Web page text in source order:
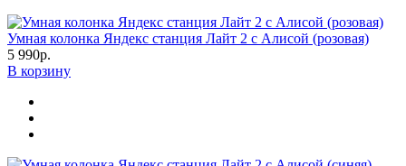
Умная колонка Яндекс станция Лайт 2 с Алисой (розовая)
5 990р.
В корзину